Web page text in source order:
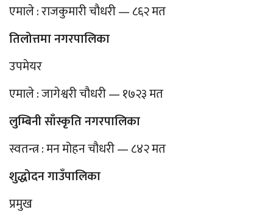
एमाले : राजकुमारी चौधरी — ८६२ मत
तिलोत्तमा नगरपालिका
उपमेयर
एमाले : जागेश्वरी चौधरी — १७२३ मत
लुम्बिनी साँस्कृति नगरपालिका
स्वतन्त्र : मन मोहन चौधरी — ८४२ मत
शुद्धोदन गाउँपालिका
प्रमुख